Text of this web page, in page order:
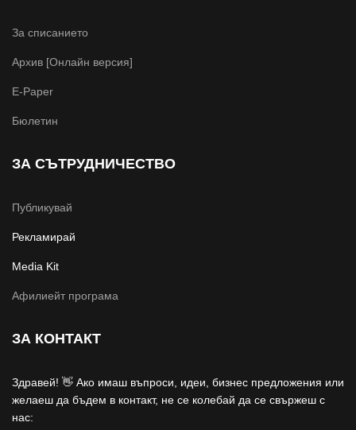
За списанието
Архив [Онлайн версия]
E-Paper
Бюлетин
ЗА СЪТРУДНИЧЕСТВО
Публикувай
Рекламирай
Media Kit
Афилиейт програма
ЗА КОНТАКТ
Здравей! 👋 Ако имаш въпроси, идеи, бизнес предложения или
желаеш да бъдем в контакт, не се колебай да се свържеш с
нас: